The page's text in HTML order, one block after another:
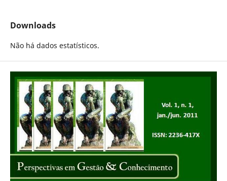
Downloads
Não há dados estatísticos.